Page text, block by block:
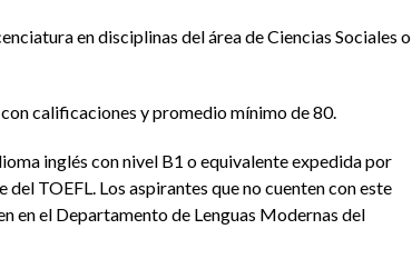
en disciplinas del área de Ciencias Sociales o
calificaciones y promedio mínimo de 80.
inglés con nivel B1 o equivalente expedida por
TOEFL. Los aspirantes que no cuenten con este
en el Departamento de Lenguas Modernas del